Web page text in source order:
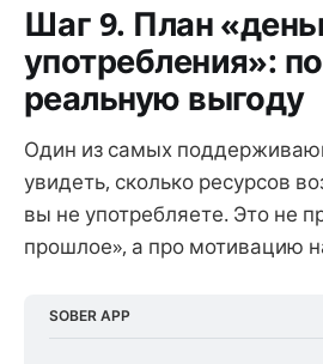
Шаг 9. План
употребления»:
реальную выгоду
Один из самых
увидеть, сколько ресурсов
вы не употребляете. Это не
прошлое», а про мотивацию
SOBER APP